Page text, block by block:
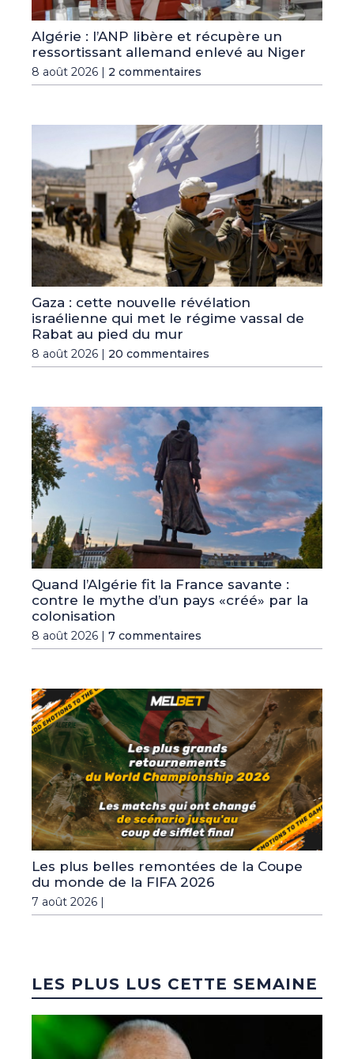
Algérie : l’ANP libère et récupère un
ressortissant allemand enlevé au Niger
8 août 2026 | 2 commentaires
Gaza : cette nouvelle révélation
israélienne qui met le régime vassal de
Rabat au pied du mur
8 août 2026 | 20 commentaires
Quand l’Algérie fit la France savante :
contre le mythe d’un pays «créé» par la
colonisation
8 août 2026 | 7 commentaires
Les plus belles remontées de la Coupe
du monde de la FIFA 2026
7 août 2026 |
LES PLUS LUS CETTE SEMAINE